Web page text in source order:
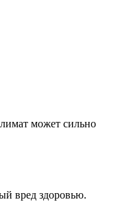
может сильно
вред здоровью.